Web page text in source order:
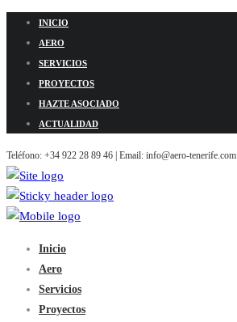
INICIO
AERO
SERVICIOS
PROYECTOS
HAZTE ASOCIADO
ACTUALIDAD
Teléfono: +34 922 28 89 46 | Email: info@aero-tenerife.com
Inicio
Aero
Servicios
Proyectos